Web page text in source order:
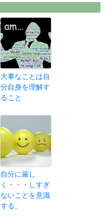
大事なことは自
分自身を理解す
ること
自分に厳し
く・・・しすぎ
ないことを意識
する。